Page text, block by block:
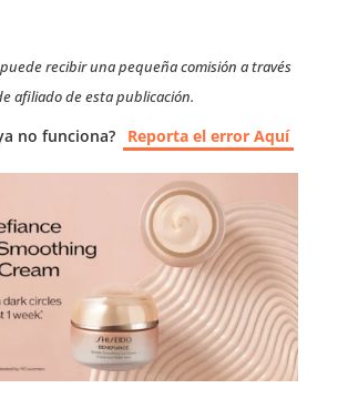
recibir una pequeña comisión a través
afiliado de esta publicación.
no funciona? Reporta el error Aquí